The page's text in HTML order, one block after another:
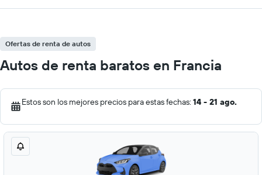
Ofertas de renta de autos
Autos de renta baratos en Francia
Estos son los mejores precios para estas fechas: 14 - 21 ago.